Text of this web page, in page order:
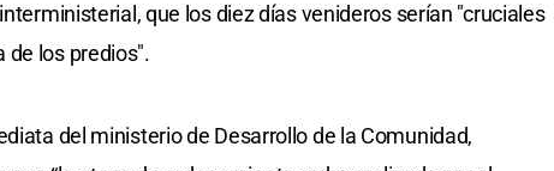
que los diez días venideros serían "cruciales
de los predios".
del ministerio de Desarrollo de la Comunidad,